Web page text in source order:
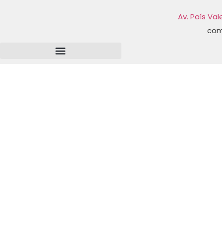
Av. País